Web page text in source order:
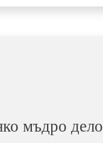
мъдро дело